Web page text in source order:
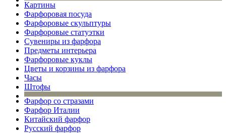
Картины
Фарфоровая посуда
Фарфоровые скульптуры
Фарфоровые статуэтки
Сувениры из фарфора
Предметы интерьера
Фарфоровые куклы
Цветы и корзины из фарфора
Часы
Штофы
Фарфор со стразами
Фарфор Италии
Китайский фарфор
Русский фарфор